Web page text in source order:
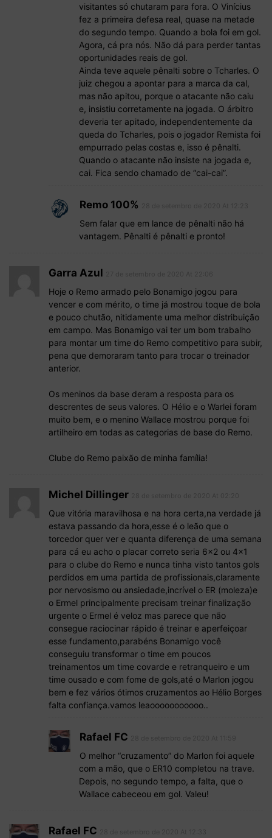
visitantes só chutaram para fora. O Vinícius
fez a primeira defesa real, quase na metade
do segundo tempo. Quando a bola foi em gol.
Agora, cá pra nós. Não dá para perder tantas
oportunidades reais de gol.
Ainda teve aquele pênalti sobre o Tcharles. O
juiz chegou a apontar para a marca da cal,
mas não apitou, porque o atacante não caiu
e, insistiu corretamente na jogada. O árbitro
deveria ter apitado, independentemente da
queda do Tcharles, pois o jogador Remista foi
empurrado pelas costas e, isso é pênalti.
Quando o atacante não insiste na jogada e,
cai. Fica sendo chamado de “cai-cai”.
Remo 100%
Sem falar que em lance de pênalti não há
vantagem. Pênalti é pênalti e pronto!
Garra Azul
Hoje o Remo armado pelo Bonamigo jogou para
vencer e com mérito, o time já mostrou toque de bola
e pouco chutão, nitidamente uma melhor distribuição
em campo. Mas Bonamigo vai ter um bom trabalho
para montar um time do Remo competitivo para subir,
pena que demoraram tanto para trocar o treinador
anterior.
Os meninos da base deram a resposta para os
descrentes de seus valores. O Hélio e o Warlei foram
muito bem, e o menino Wallace mostrou porque foi
artilheiro em todas as categorias de base do Remo.
Clube do Remo paixão de minha família!
Michel Dillinger
Que vitória maravilhosa e na hora certa,na verdade já
estava passando da hora,esse é o leão que o
torcedor quer ver e quanta diferença de uma semana
para cá eu acho o placar correto seria 6×2 ou 4×1
para o clube do Remo e nunca tinha visto tantos gols
perdidos em uma partida de profissionais,claramente
por nervosismo ou ansiedade,incrível o ER (moleza)e
o Ermel principalmente precisam treinar finalização
urgente o Ermel é veloz mas parece que não
consegue raciocinar rápido é treinar e aperfeiçoar
esse fundamento,parabéns Bonamigo você
conseguiu transformar o time em poucos
treinamentos um time covarde e retranqueiro e um
time ousado e com fome de gols,até o Marlon jogou
bem e fez vários ótimos cruzamentos ao Hélio Borges
falta confiança.vamos leaooooooooooo..
Rafael FC
O melhor “cruzamento” do Marlon foi aquele
com a mão, que o ER10 completou na trave.
Depois, no segundo tempo, a falta, que o
Wallace cabeceou em gol. Valeu!
Rafael FC